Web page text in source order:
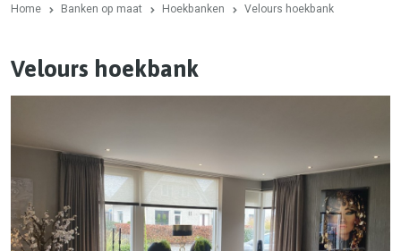
Home Banken op maat Hoekbanken Velours hoekbank
Velours hoekbank